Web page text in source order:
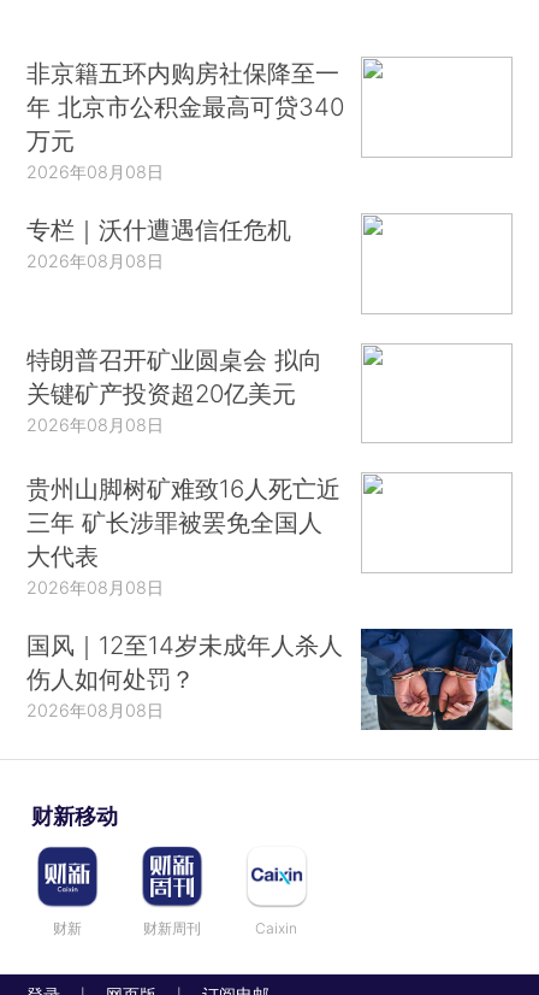
非京籍五环内购房社保降至一
年 北京市公积金最高可贷340
万元
2026年08月08日
专栏｜沃什遭遇信任危机
2026年08月08日
特朗普召开矿业圆桌会 拟向
关键矿产投资超20亿美元
2026年08月08日
贵州山脚树矿难致16人死亡近
三年 矿长涉罪被罢免全国人
大代表
2026年08月08日
国风｜12至14岁未成年人杀人
伤人如何处罚？
2026年08月08日
财新移动
财新 财新周刊 Caixin